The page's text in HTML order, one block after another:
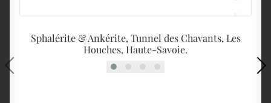
Sphalérite & Ankérite, Tunnel des Chavants, Les
Houches, Haute-Savoie.